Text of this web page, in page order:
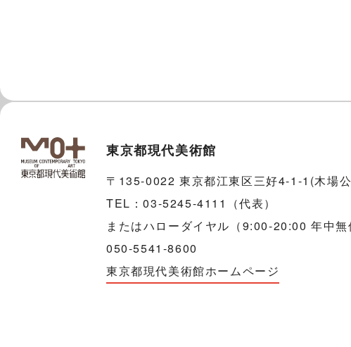
東京都現代美術館
〒135-0022 東京都江東区三好4-1-1(木場
TEL：03-5245-4111（代表）
またはハローダイヤル（9:00-20:00 年中無
050-5541-8600
東京都現代美術館ホームページ